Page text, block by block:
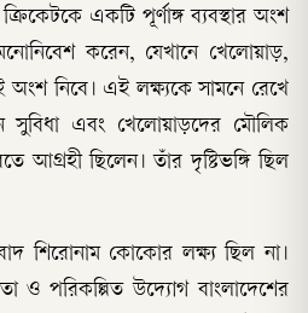
একটি পূর্ণাঙ্গ ব্যবস্থার অংশ
করেন, যেখানে খেলোয়াড়,
অংশ নিবে। এই লক্ষ্যকে সামনে রেখে
সুবিধা এবং খেলোয়াড়দের মৌলিক
আগ্রহী ছিলেন। তাঁর দৃষ্টিভঙ্গি ছিল
শিরোনাম কোকোর লক্ষ্য ছিল না।
ও পরিকল্পিত উদ্যোগ বাংলাদেশের